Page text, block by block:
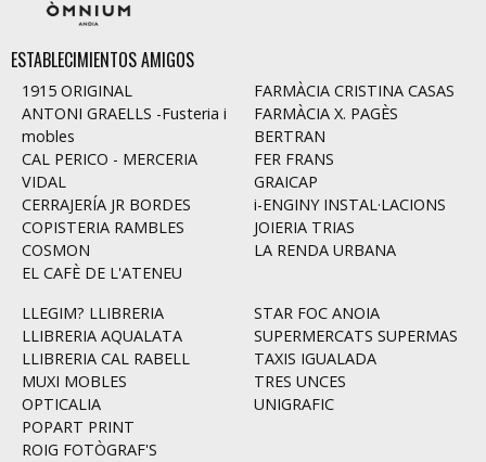
ESTABLECIMIENTOS AMIGOS
1915 ORIGINAL
ANTONI GRAELLS -Fusteria i
mobles
CAL PERICO - MERCERIA
VIDAL
CERRAJERÍA JR BORDES
COPISTERIA RAMBLES
COSMON
EL CAFÈ DE L'ATENEU
FARMÀCIA CRISTINA CASAS
FARMÀCIA X. PAGÈS
BERTRAN
FER FRANS
GRAICAP
i-ENGINY INSTAL·LACIONS
JOIERIA TRIAS
LA RENDA URBANA
LLEGIM? LLIBRERIA
LLIBRERIA AQUALATA
LLIBRERIA CAL RABELL
MUXI MOBLES
OPTICALIA
POPART PRINT
ROIG FOTÒGRAF'S
STAR FOC ANOIA
SUPERMERCATS SUPERMAS
TAXIS IGUALADA
TRES UNCES
UNIGRAFIC